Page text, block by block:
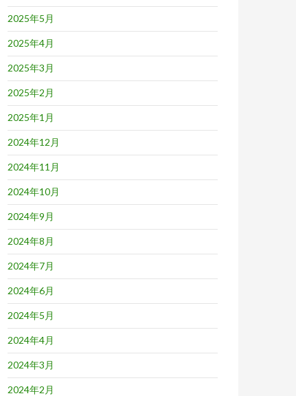
2025年5月
2025年4月
2025年3月
2025年2月
2025年1月
2024年12月
2024年11月
2024年10月
2024年9月
2024年8月
2024年7月
2024年6月
2024年5月
2024年4月
2024年3月
2024年2月